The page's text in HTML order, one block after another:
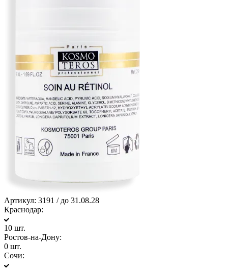
Артикул: 3191 / до 31.08.28
Краснодар:
10 шт.
Ростов-на-Дону:
0 шт.
Сочи: